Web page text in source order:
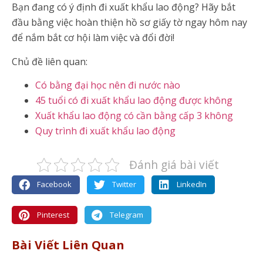
Bạn đang có ý định đi xuất khẩu lao động? Hãy bắt
đầu bằng việc hoàn thiện hồ sơ giấy tờ ngay hôm nay
để nắm bắt cơ hội làm việc và đổi đời!
Chủ đề liên quan:
Có bằng đại học nên đi nước nào
45 tuổi có đi xuất khẩu lao động được không
Xuất khẩu lao động có cần bằng cấp 3 không
Quy trình đi xuất khẩu lao động
Đánh giá bài viết
Facebook Twitter LinkedIn
Pinterest Telegram
Bài Viết Liên Quan